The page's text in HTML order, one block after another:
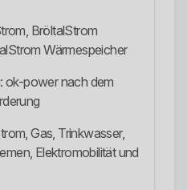
BröltalStrom
Wärmespeicher
ok-power nach dem
Gas, Trinkwasser,
Elektromobilität und